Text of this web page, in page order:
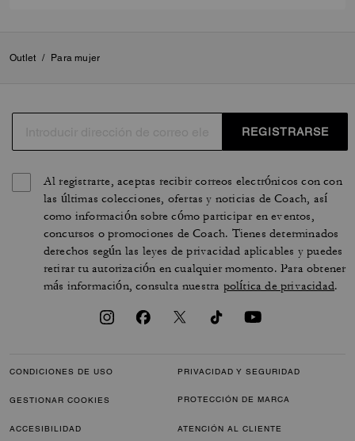
Outlet / Para mujer
REGISTRARSE
Al registrarte, aceptas recibir correos electrónicos con con
las últimas colecciones, ofertas y noticias de Coach, así
como información sobre cómo participar en eventos,
concursos o promociones de Coach. Tienes determinados
derechos según las leyes de privacidad aplicables y puedes
retirar tu autorización en cualquier momento. Para obtener
más información, consulta nuestra política de privacidad.
CONDICIONES DE USO PRIVACIDAD Y SEGURIDAD
GESTIONAR COOKIES PROTECCIÓN DE MARCA
ACCESIBILIDAD ATENCIÓN AL CLIENTE